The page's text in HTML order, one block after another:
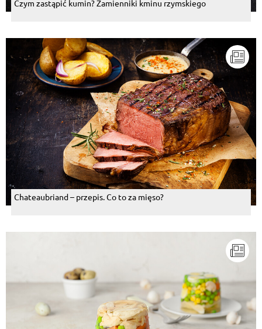
Czym zastąpić kumin? Zamienniki kminu rzymskiego
Chateaubriand – przepis. Co to za mięso?